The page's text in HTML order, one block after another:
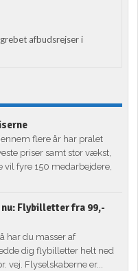
afbudsrejser i
flere år har pralet
priser samt stor vækst,
vil fyre 150 medarbejdere,
Flybilletter fra 99,-
har du masser af
dig flybilletter helt ned
vej. Flyselskaberne er...